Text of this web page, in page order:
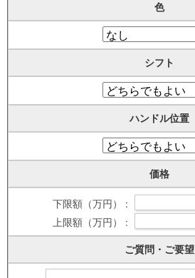
色
シフト
ハンドル位置
価格
下限額（万円） :
上限額（万円） :
ご質問・ご要望